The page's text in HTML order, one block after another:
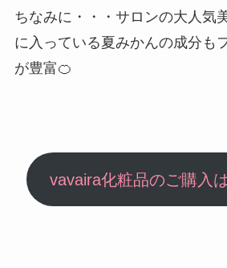
ちなみに・・・サロンの大人気
に入っている夏みかんの成分も
が豊富🍊
vavaira化粧品のご購入